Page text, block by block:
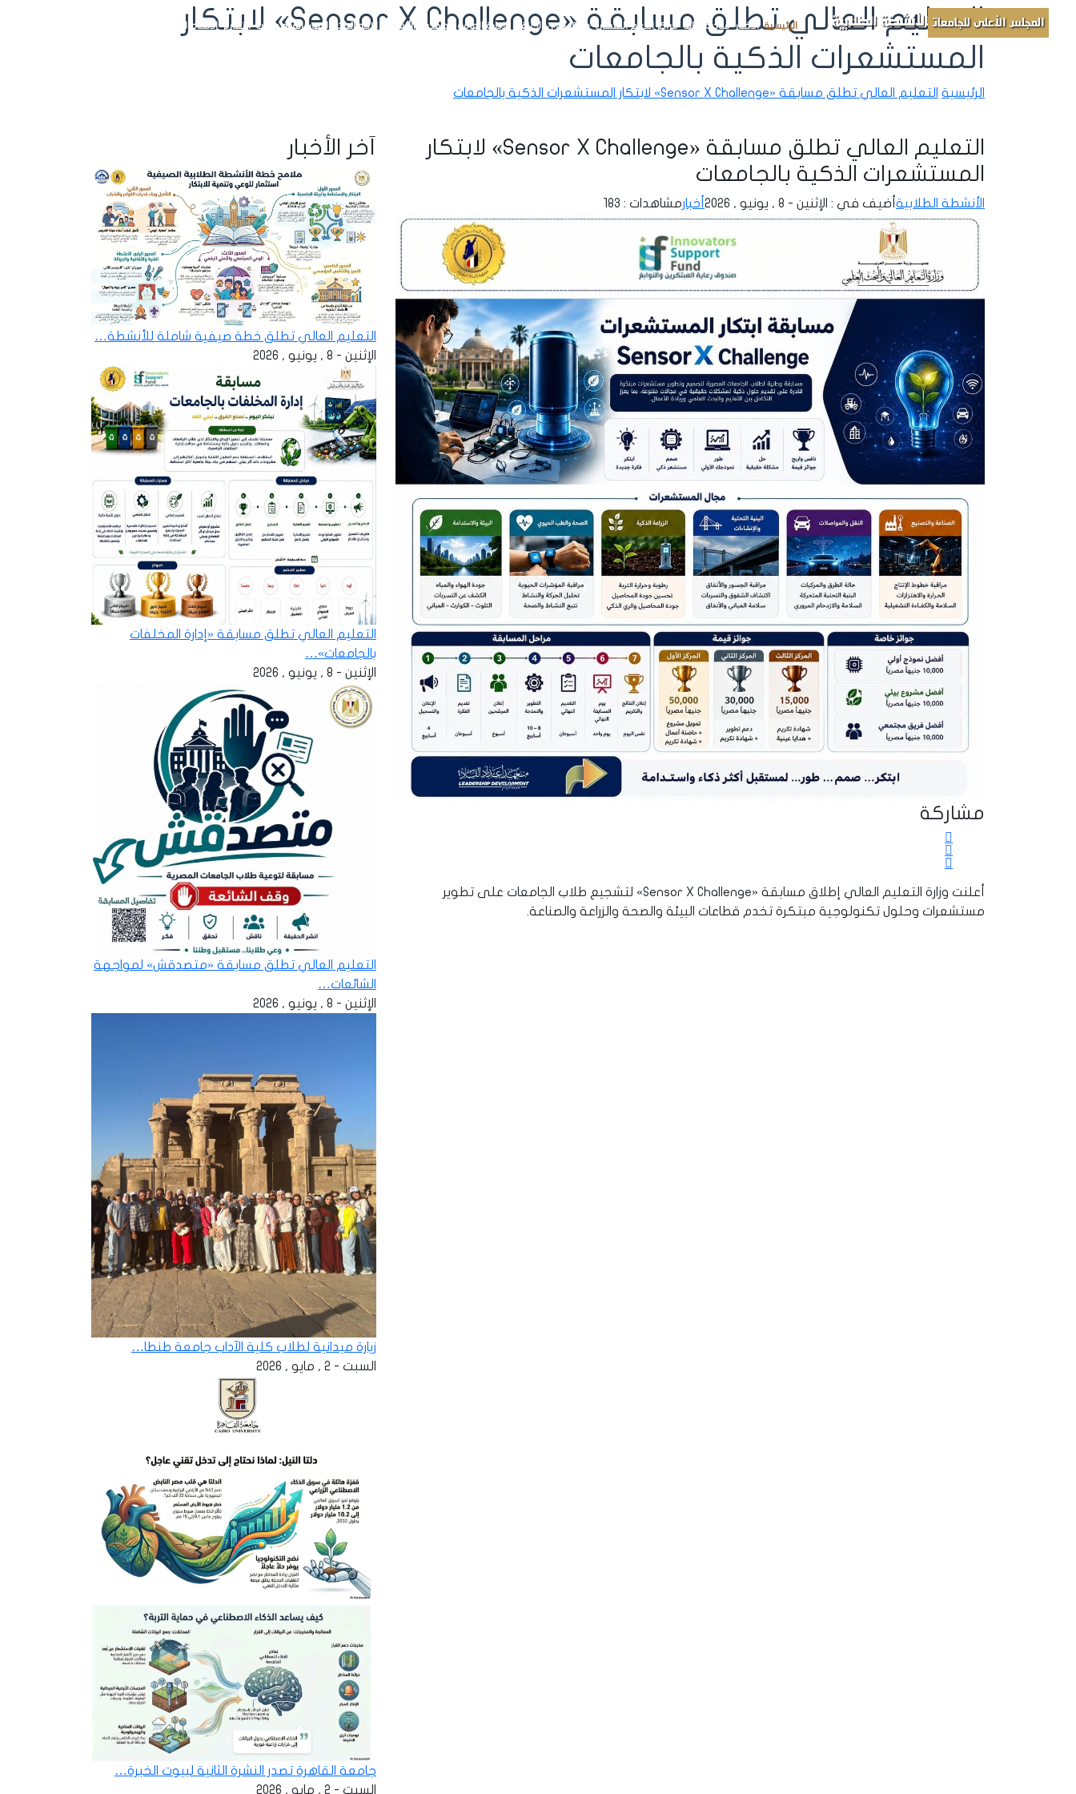
المجلس الأعلى للجامعات الأنشطة الطلابية الرئيسية الأخبار مبادرة بداية مراكز الدعم النفسي مراكز ذوي الإعاقة الإدارة العامة للوافدين الأنشطة الإحصائيات الصور الفيديوهات التقارير الاتحاد الرياضي للجامعاتالتعليم العالي تطلق مسابقة «Sensor X Challenge» لابتكار
المستشعرات الذكية بالجامعات
الرئيسية التعليم العالي تطلق مسابقة «Sensor X Challenge» لابتكار المستشعرات الذكية بالجامعات
التعليم العالي تطلق مسابقة «Sensor X Challenge» لابتكار
المستشعرات الذكية بالجامعات
الأنشطة الطلابية أضيف في : الإثنين - 8 , يونيو , 2026 أخبارمشاهدات : 183
مشاركة
أعلنت وزارة التعليم العالي إطلاق مسابقة «Sensor X Challenge» لتشجيع طلاب الجامعات على تطوير
مستشعرات وحلول تكنولوجية مبتكرة تخدم قطاعات البيئة والصحة والزراعة والصناعة.
آخر الأخبار
التعليم العالي تطلق خطة صيفية شاملة للأنشطة…
الإثنين - 8 , يونيو , 2026
التعليم العالي تطلق مسابقة «إدارة المخلفات
بالجامعات»…
الإثنين - 8 , يونيو , 2026
التعليم العالي تطلق مسابقة «متصدقش» لمواجهة
الشائعات…
الإثنين - 8 , يونيو , 2026
زيارة ميدانية لطلاب كلية الآداب جامعة طنطا…
السبت - 2 , مايو , 2026
جامعة القاهرة تصدر النشرة الثانية لبيوت الخبرة…
السبت - 2 , مايو , 2026